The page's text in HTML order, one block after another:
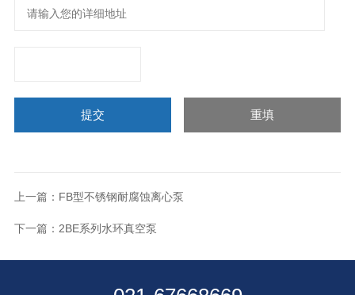
上一篇： FB型不锈钢耐腐蚀离心泵
下一篇： 2BE系列水环真空泵